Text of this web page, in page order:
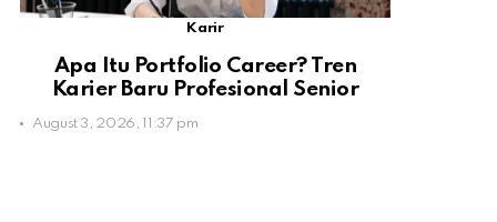
Karir
Apa Itu Portfolio Career? Tren
Karier Baru Profesional Senior
August 3, 2026, 11:37 pm